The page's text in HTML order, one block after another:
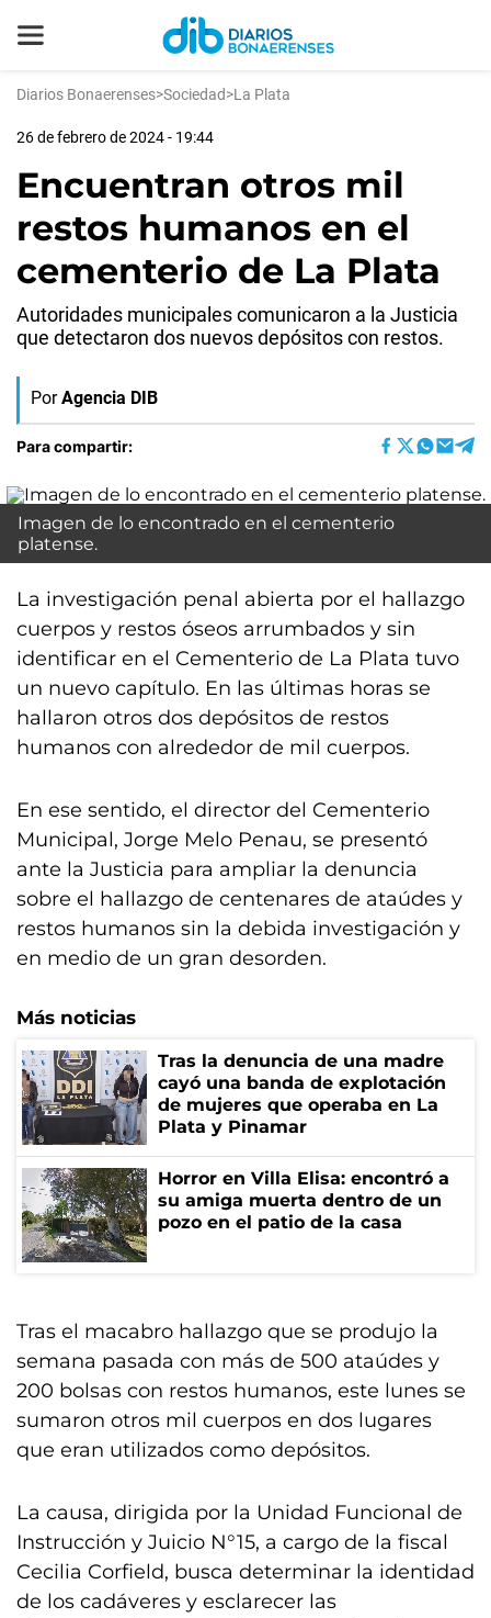
Diarios Bonaerenses>Sociedad>La Plata
26 de febrero de 2024 - 19:44
Encuentran otros mil
restos humanos en el
cementerio de La Plata
Autoridades municipales comunicaron a la Justicia
que detectaron dos nuevos depósitos con restos.
Por Agencia DIB
Para compartir:
Imagen de lo encontrado en el cementerio
platense.
La investigación penal abierta por el hallazgo
cuerpos y restos óseos arrumbados y sin
identificar en el Cementerio de La Plata tuvo
un nuevo capítulo. En las últimas horas se
hallaron otros dos depósitos de restos
humanos con alrededor de mil cuerpos.
En ese sentido, el director del Cementerio
Municipal, Jorge Melo Penau, se presentó
ante la Justicia para ampliar la denuncia
sobre el hallazgo de centenares de ataúdes y
restos humanos sin la debida investigación y
en medio de un gran desorden.
Más noticias
Tras la denuncia de una madre
cayó una banda de explotación
de mujeres que operaba en La
Plata y Pinamar
Horror en Villa Elisa: encontró a
su amiga muerta dentro de un
pozo en el patio de la casa
Tras el macabro hallazgo que se produjo la
semana pasada con más de 500 ataúdes y
200 bolsas con restos humanos, este lunes se
sumaron otros mil cuerpos en dos lugares
que eran utilizados como depósitos.
La causa, dirigida por la Unidad Funcional de
Instrucción y Juicio N°15, a cargo de la fiscal
Cecilia Corfield, busca determinar la identidad
de los cadáveres y esclarecer las